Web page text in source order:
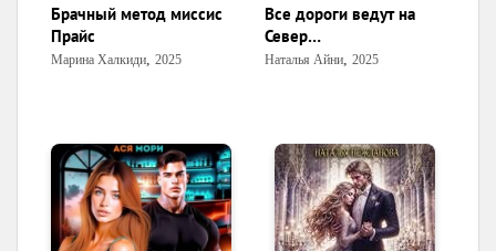
Брачный метод миссис
Прайс
Марина Халкиди, 2025
Все дороги ведут на
Север…
Наталья Айни, 2025